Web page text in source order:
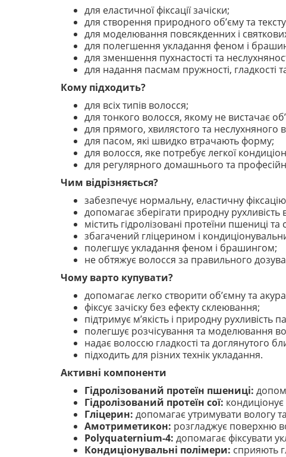
для еластичної фіксації зачіски;
для створення природного об’єму та
для моделювання повсякденних і
для полегшення укладання феном і
для зменшення пухнастості та
для надання пасмам пружності, гладкості
Кому підходить?
для всіх типів волосся;
для тонкого волосся, якому не вистачає
для прямого, хвилястого та неслухняного
для пасом, які швидко втрачають форму;
для волосся, яке потребує легкої
для регулярного домашнього та
Чим відрізняється?
забезпечує нормальну, еластичну
допомагає зберігати природну рухливість
містить гідролізовані протеїни пшениці та
збагачений гліцерином і
полегшує укладання феном і брашингом;
не обтяжує волосся за правильного
Чому варто купувати?
допомагає легко створити об’ємну та
фіксує зачіску без ефекту склеювання;
підтримує м’якість і природну рухливість
полегшує розчісування та моделювання
надає волоссю гладкості та доглянутого
підходить для різних технік укладання.
Активні компоненти
Гідролізований протеїн пшениці:
Гідролізований протеїн сої:
Гліцерин: допомагає утримувати вологу
Амотриметикон: розгладжує поверхню
Polyquaternium-4: допомагає фіксувати
Кондиціонувальні полімери: сприяють